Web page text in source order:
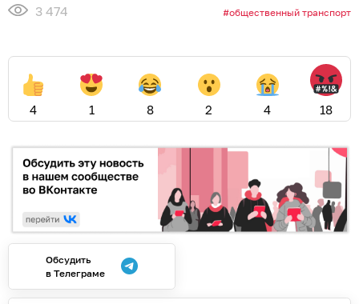
3 474 общественный транспорт
4 1 8 2 4 18
Обсудить
в Телеграме